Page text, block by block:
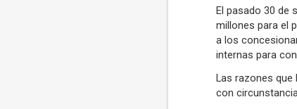
El pasado 30 de
millones para el
a los
internas para
Las razones que
con